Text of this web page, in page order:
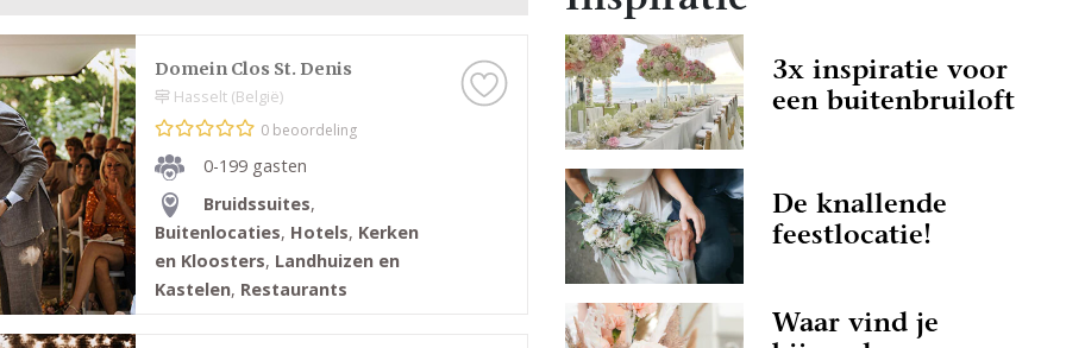
locatie kan de toon zetten voor je bruiloft, van intiem
dat jij en je gasten een onvergetelijke ervaring
intiem huwelijk wilt vieren of een grote bruiloft
bij Bruiloft.nl vind je professionals die je helpen de
beste past bij jouw wensen.
in Namen - België
er talloze prachtige trouwlocaties, van klassieke
en charmante boerderijen. Een paar populaire
Domein Clos St. Denis
Hasselt (België)
0 beoordeling
0-199 gasten
Bruidssuites,
Buitenlocaties, Hotels, Kerken
en Kloosters, Landhuizen en
Kastelen, Restaurants
3x inspiratie voor
een buitenbruiloft
De knallende
feestlocatie!
Waar vind je